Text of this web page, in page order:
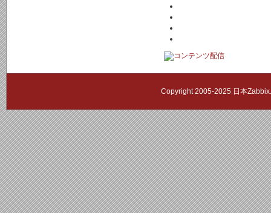
Copyright 2005-2025 日本